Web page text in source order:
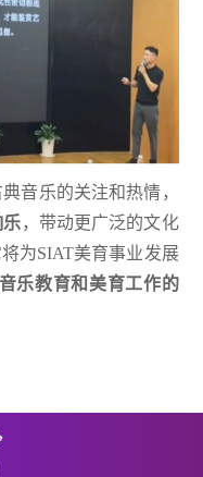
音乐的关注和热情，
乐 ，带动更广泛的文化
为SIAT美育事业发展
乐教育和美育工作的